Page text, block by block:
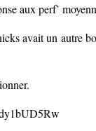
aux perf’
avait un autre